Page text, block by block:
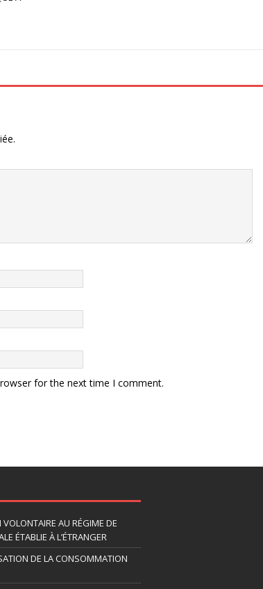
for the next time I comment.
VOLONTAIRE AU RÉGIME DE
ÉTABLIE À L’ÉTRANGER
DE LA CONSOMMATION